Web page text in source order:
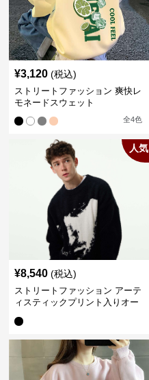
¥3,120 (税込)
ストリートファッション 爽快レ
モネードスウェット
全4色
人気
¥8,540 (税込)
ストリートファッション アーテ
ィスティックプリント入りオー